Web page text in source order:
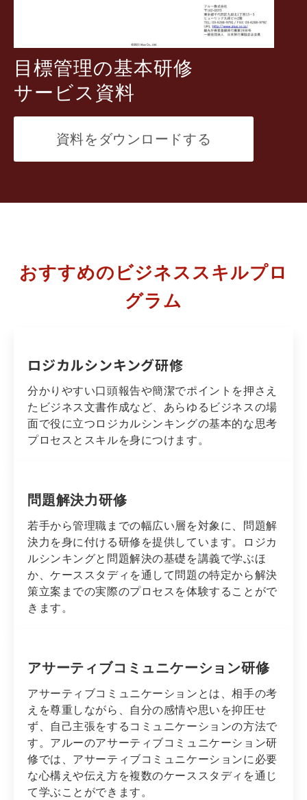
目標管理の基本研修
サービス資料
資料をダウンロードする
おすすめのビジネススキルプロ
グラム
ロジカルシンキング研修
分かりやすい口頭報告や簡潔でポイントを押さえ
たビジネス文書作成など、あらゆるビジネスの場
面で役に立つロジカルシンキングの基本的な思考
プロセスとスキルを身につけます。
問題解決力研修
若手から管理職までの幅広い層を対象に、問題解
決力を身に付ける研修を提供しています。ロジカ
ルシンキングと問題解決の基礎を講義で学ぶほ
か、ケーススタディを通して問題の特定から解決
策立案までの実際のプロセスを体験することがで
きます。
アサーティブコミュニケーション研修
アサーティブコミュニケーションとは、相手の考
えを尊重しながら、自分の感情や思いを抑圧せ
ず、自己主張をするコミュニケーションの方法で
す。アルーのアサーティブコミュニケーション研
修では、アサーティブコミュニケーションに必要
な心構えや伝え方を複数のケーススタディを通じ
て学ぶことができます。